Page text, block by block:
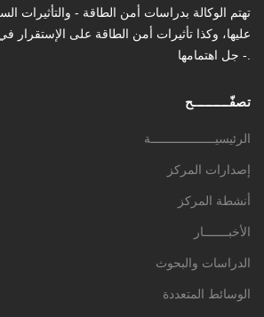
تهتم الوكالة بدراسات أمن الطاقة - والتأثیرات
عليها، وكذا تأثیرات أمن الطاقة على الإستقرار
- جل اهتمامها.
تصفّـــــــــح
الرئيسيــــــــــــــــــة
إصدارات المركز
أنشطة المركز
الأخبـــــــار
الدراسات والبحوث
الوسائط المتعددة